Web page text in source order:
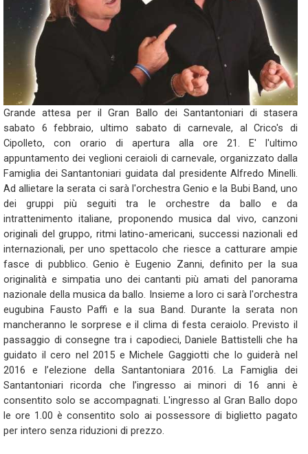
Grande attesa per il Gran Ballo dei Santantoniari di stasera
sabato 6 febbraio, ultimo sabato di carnevale, al Crico's di
Cipolleto, con orario di apertura alla ore 21. E' l'ultimo
appuntamento dei veglioni ceraioli di carnevale, organizzato dalla
Famiglia dei Santantoniari guidata dal presidente Alfredo Minelli.
Ad allietare la serata ci sarà l'orchestra Genio e la Bubi Band, uno
dei gruppi più seguiti tra le orchestre da ballo e da
intrattenimento italiane, proponendo musica dal vivo, canzoni
originali del gruppo, ritmi latino-americani, successi nazionali ed
internazionali, per uno spettacolo che riesce a catturare ampie
fasce di pubblico. Genio è Eugenio Zanni, definito per la sua
originalità e simpatia uno dei cantanti più amati del panorama
nazionale della musica da ballo. Insieme a loro ci sarà l'orchestra
eugubina Fausto Paffi e la sua Band. Durante la serata non
mancheranno le sorprese e il clima di festa ceraiolo. Previsto il
passaggio di consegne tra i capodieci, Daniele Battistelli che ha
guidato il cero nel 2015 e Michele Gaggiotti che lo guiderà nel
2016 e l’elezione della Santantoniara 2016. La Famiglia dei
Santantoniari ricorda che l’ingresso ai minori di 16 anni è
consentito solo se accompagnati. L'ingresso al Gran Ballo dopo
le ore 1.00 è consentito solo ai possessore di biglietto pagato
per intero senza riduzioni di prezzo.